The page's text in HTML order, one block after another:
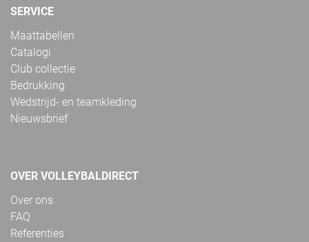
SERVICE
Maattabellen
Catalogi
Club collectie
Bedrukking
Wedstrijd- en teamkleding
Nieuwsbrief
OVER VOLLEYBALDIRECT
Over ons
FAQ
Referenties